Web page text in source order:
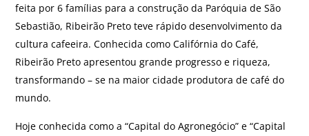
feita por 6 famílias para a construção da Paróquia de São
Sebastião, Ribeirão Preto teve rápido desenvolvimento da
cultura cafeeira. Conhecida como Califórnia do Café,
Ribeirão Preto apresentou grande progresso e riqueza,
transformando – se na maior cidade produtora de café do
mundo.
Hoje conhecida como a “Capital do Agronegócio” e “Capital